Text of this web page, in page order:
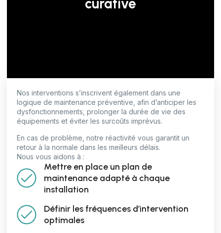
curative
Nos interventions s’inscrivent également dans une
logique de maintenance préventive, afin d’anticiper les
dysfonctionnements, prolonger la durée de vie des
équipements et éviter les surcoûts imprévus.
En cas de problème, notre réactivité vous garantit un
retour à la normale dans les meilleurs délais.
Nous vous aidons à :
Mettre en place un plan de
maintenance adapté à chaque
installation
Définir les fréquences d’intervention
optimales